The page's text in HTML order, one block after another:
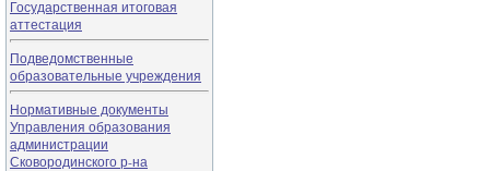
Государственная итоговая
аттестация
Подведомственные
образовательные учреждения
Нормативные документы
Управления образования
администрации
Сковородинского р-на